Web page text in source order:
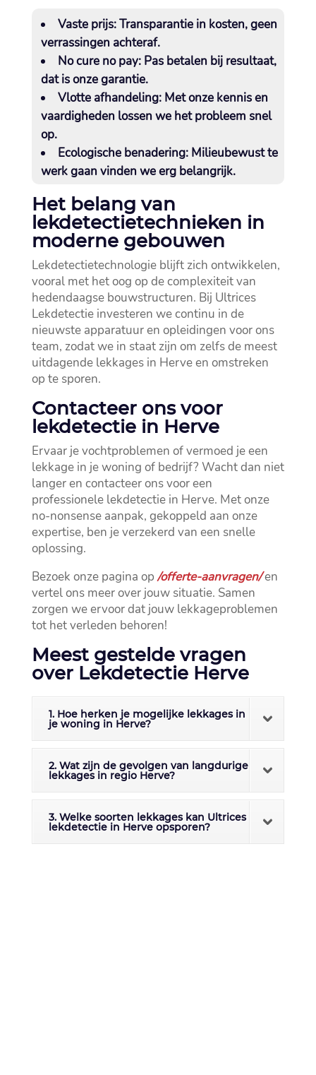
Vaste prijs: Transparantie in kosten, geen
verrassingen achteraf.​
No cure no pay: Pas betalen bij resultaat,
dat is onze garantie.​
Vlotte afhandeling: Met onze kennis en
vaardigheden lossen we het probleem snel
op.​
Ecologische benadering: Milieubewust te
werk gaan vinden we erg belangrijk.​
Het belang van
lekdetectietechnieken in
moderne gebouwen
Lekdetectietechnologie blijft zich ontwikkelen,
vooral met het oog op de complexiteit van
hedendaagse bouwstructuren.​ Bij Ultrices
Lekdetectie investeren we continu in de
nieuwste apparatuur en opleidingen voor ons
team, zodat we in staat zijn om zelfs de meest
uitdagende lekkages in Herve en omstreken
op te sporen.​
Contacteer ons voor
lekdetectie in Herve
Ervaar je vochtproblemen of vermoed je een
lekkage in je woning of bedrijf? Wacht dan niet
langer en contacteer ons voor een
professionele lekdetectie in Herve.​ Met onze
no-nonsense aanpak, gekoppeld aan onze
expertise, ben je verzekerd van een snelle
oplossing.​
Bezoek onze pagina op/offerte-aanvragen/en
vertel ons meer over jouw situatie.​ Samen
zorgen we ervoor dat jouw lekkageproblemen
tot het verleden behoren!
Meest gestelde vragen
over Lekdetectie Herve
1. Hoe herken je mogelijke lekkages in
je woning in Herve?
2. Wat zijn de gevolgen van langdurige
lekkages in regio Herve?
3. Welke soorten lekkages kan Ultrices
lekdetectie in Herve opsporen?